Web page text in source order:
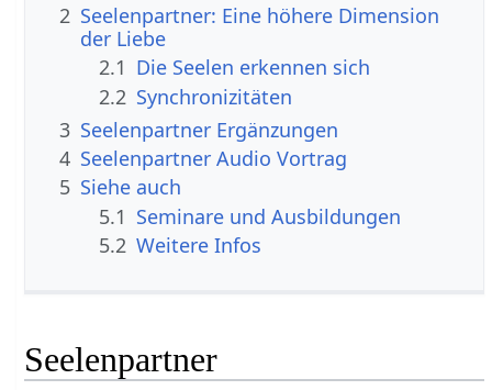
2 Seelenpartner: Eine höhere Dimension
der Liebe
2.1 Die Seelen erkennen sich
2.2 Synchronizitäten
3 Seelenpartner Ergänzungen
4 Seelenpartner Audio Vortrag
5 Siehe auch
5.1 Seminare und Ausbildungen
5.2 Weitere Infos
Seelenpartner